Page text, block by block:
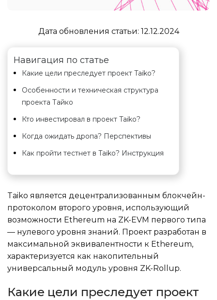
Дата обновления статьи: 12.12.2024
Навигация по статье
Какие цели преследует проект Taiko?
Особенности и техническая структура
проекта Тайко
Кто инвестировал в проект Taiko?
Когда ожидать дропа? Перспективы
Как пройти тестнет в Taiko? Инструкция
Taiko является децентрализованным блокчейн-
протоколом второго уровня, использующий
возможности Ethereum на ZK-EVM первого типа
— нулевого уровня знаний. Проект разработан в
максимальной эквивалентности к Ethereum,
характеризуется как накопительный
универсальный модуль уровня ZK-Rollup.
Какие цели преследует проект